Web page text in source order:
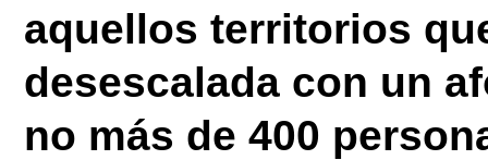
aquellos territorios
desescalada con un
no más de 400